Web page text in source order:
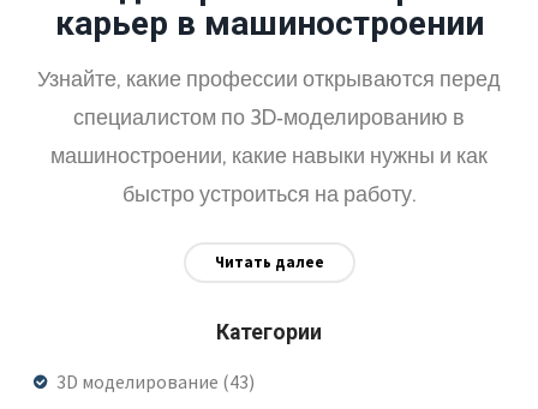
карьер в машиностроении
Узнайте, какие профессии открываются перед
специалистом по 3D‑моделированию в
машиностроении, какие навыки нужны и как
быстро устроиться на работу.
Читать далее
Категории
3D моделирование (43)